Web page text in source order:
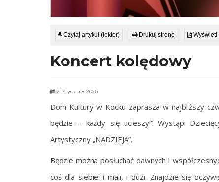
Czytaj artykuł (lektor) Drukuj stronę Wyświetl
Koncert kolędowy
21 stycznia 2026
Dom Kultury w Kocku zaprasza w najbliższy
będzie – każdy się ucieszy!” Wystąpi
Artystyczny „NADZIEJA”.
Będzie można posłuchać dawnych i
coś dla siebie: i mali, i duzi. Znajdzie się